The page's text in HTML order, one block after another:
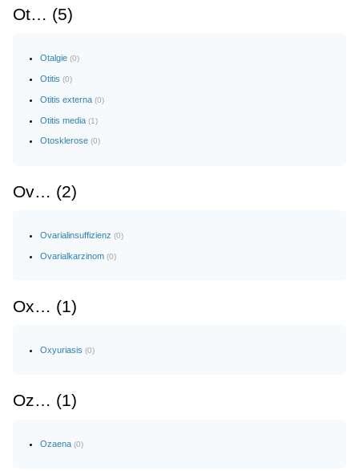
Ot… (5)
Otalgie (0)
Otitis (0)
Otitis externa (0)
Otitis media (1)
Otosklerose (0)
Ov… (2)
Ovarialinsuffizienz (0)
Ovarialkarzinom (0)
Ox… (1)
Oxyuriasis (0)
Oz… (1)
Ozaena (0)